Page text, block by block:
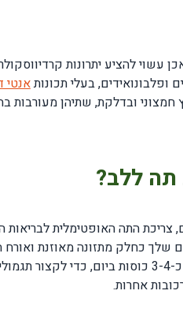
עשוי להציע יתרונות
ופלבונואידים, בעלי תכונותאנטי
ובדלקת, שתיהן מעורבות
תה ללב?
צריכת התה האופטימלית לבריאות
כחלק מתזונה מאוזנת ואורח
להועיל. שאפו לצריכה מתונה, המוגדרת בדרך כלל כ-3-4 כוסות
אחרות.